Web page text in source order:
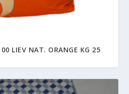
LIEV NAT. ORANGE KG 25